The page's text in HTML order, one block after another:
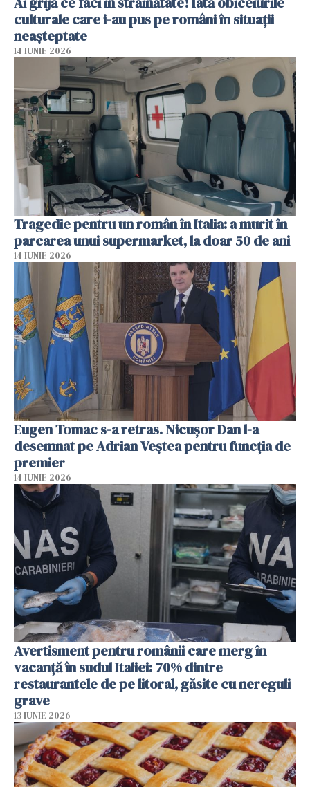
culturale care i-au pus pe români în situații
neașteptate
14 IUNIE 2026
Tragedie pentru un român în Italia: a murit în
parcarea unui supermarket, la doar 50 de ani
14 IUNIE 2026
Eugen Tomac s-a retras. Nicușor Dan l-a
desemnat pe Adrian Veștea pentru funcția de
premier
14 IUNIE 2026
Avertisment pentru românii care merg în
vacanță în sudul Italiei: 70% dintre
restaurantele de pe litoral, găsite cu nereguli
grave
13 IUNIE 2026